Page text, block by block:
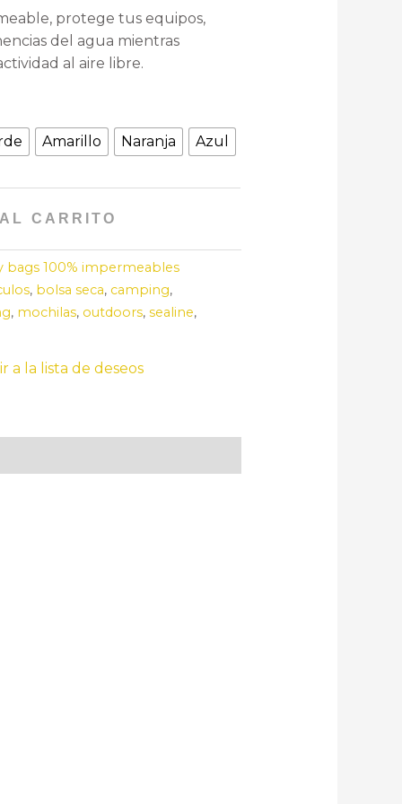
protege tus equipos,
del agua mientras
al aire libre.
Amarillo Naranja Azul
CARRITO
bags 100% impermeables
, bolsa seca, camping,
, mochilas, outdoors,sealine,
a la lista de deseos